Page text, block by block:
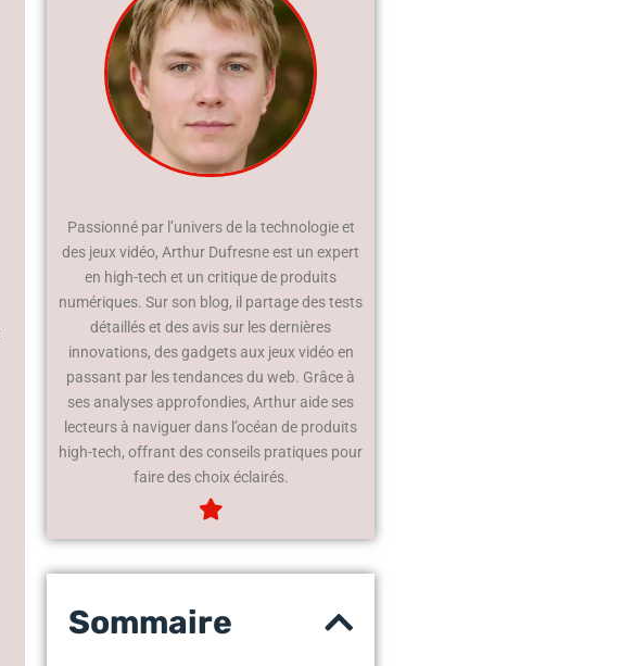
Passionné par l’univers de la technologie et
des jeux vidéo, Arthur Dufresne est un expert
en high-tech et un critique de produits
numériques. Sur son blog, il partage des tests
détaillés et des avis sur les dernières
innovations, des gadgets aux jeux vidéo en
passant par les tendances du web. Grâce à
ses analyses approfondies, Arthur aide ses
lecteurs à naviguer dans l’océan de produits
high-tech, offrant des conseils pratiques pour
faire des choix éclairés.
Sommaire